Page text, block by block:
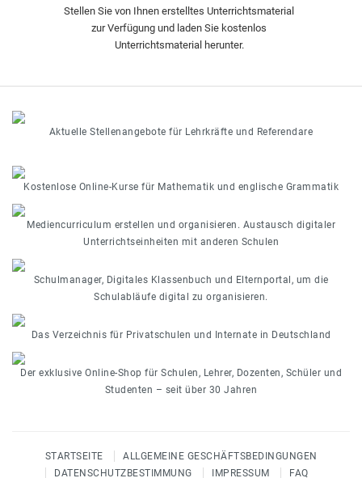
Stellen Sie von Ihnen erstelltes Unterrichtsmaterial
zur Verfügung und laden Sie kostenlos
Unterrichtsmaterial herunter.
Aktuelle Stellenangebote für Lehrkräfte und Referendare
Kostenlose Online-Kurse für Mathematik und englische Grammatik
Mediencurriculum erstellen und organisieren. Austausch digitaler
Unterrichtseinheiten mit anderen Schulen
Schulmanager, Digitales Klassenbuch und Elternportal, um die
Schulabläufe digital zu organisieren.
Das Verzeichnis für Privatschulen und Internate in Deutschland
Der exklusive Online-Shop für Schulen, Lehrer, Dozenten, Schüler und
Studenten – seit über 30 Jahren
STARTSEITE
ALLGEMEINE GESCHÄFTSBEDINGUNGEN
DATENSCHUTZBESTIMMUNG
IMPRESSUM FAQ